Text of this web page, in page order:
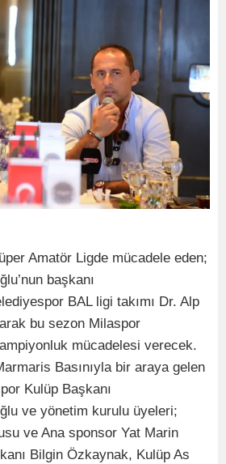
Amatör Ligde mücadele eden;
başkanı
BAL ligi takımı Dr. Alp
bu sezon Milaspor
mücadelesi verecek.
Basınıyla bir araya gelen
Kulüp Başkanı
ve yönetim kurulu üyeleri;
ve Ana sponsor Yat Marin
Bilgin Özkaynak, Kulüp As